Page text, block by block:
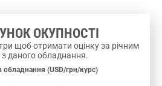
ОКУПНОСТІ
щоб отримати оцінку за річним
даного обладнання.
обладнання (USD/грн/курс)